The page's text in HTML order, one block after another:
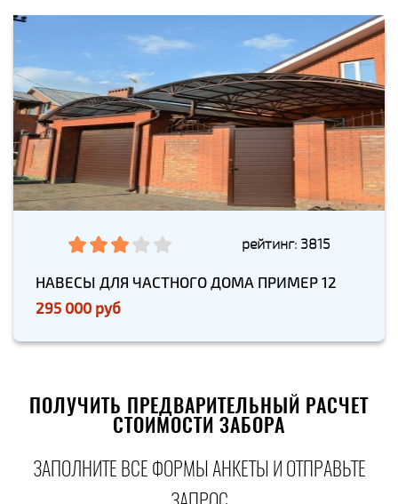
рейтинг: 3815
НАВЕСЫ ДЛЯ ЧАСТНОГО ДОМА ПРИМЕР 12
295 000 руб
ПОЛУЧИТЬ ПРЕДВАРИТЕЛЬНЫЙ РАСЧЕТ
СТОИМОСТИ ЗАБОРА
ЗАПОЛНИТЕ ВСЕ ФОРМЫ АНКЕТЫ И ОТПРАВЬТЕ